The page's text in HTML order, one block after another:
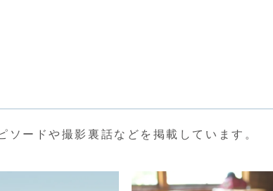
ードや撮影裏話などを掲載しています。